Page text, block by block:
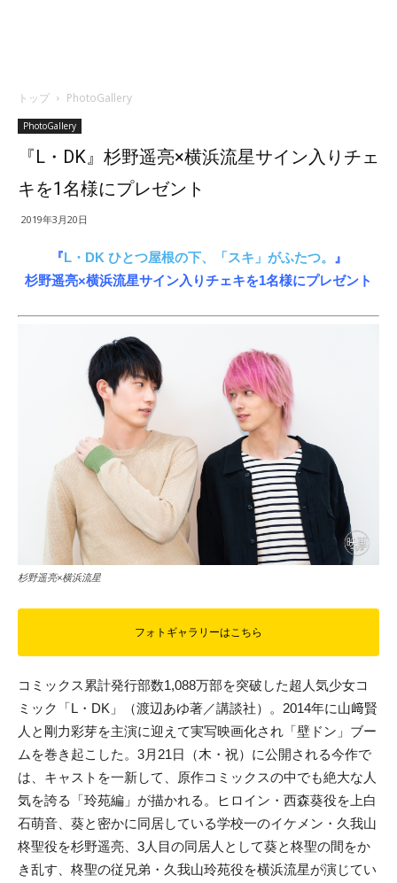
トップ PhotoGallery
PhotoGallery
『L・DK』杉野遥亮×横浜流星サイン入りチェ
キを1名様にプレゼント
2019年3月20日
『L・DK ひとつ屋根の下、「スキ」がふたつ。
』
杉野遥亮×横浜流星サイン入りチェキを1名様にプレゼント
杉野遥亮×横浜流星
フォトギャラリーはこちら
コミックス累計発行部数1,088万部を突破した超人気少女コ
ミック「L・DK」（渡辺あゆ著／講談社）。2014年に山﨑賢
人と剛力彩芽を主演に迎えて実写映画化され「壁ドン」ブー
ムを巻き起こした。3月21日（木・祝）に公開される今作で
は、キャストを一新して、原作コミックスの中でも絶大な人
気を誇る「玲苑編」が描かれる。ヒロイン・西森葵役を上白
石萌音、葵と密かに同居している学校一のイケメン・久我山
柊聖役を杉野遥亮、3人目の同居人として葵と柊聖の間をか
き乱す、柊聖の従兄弟・久我山玲苑役を横浜流星が演じてい